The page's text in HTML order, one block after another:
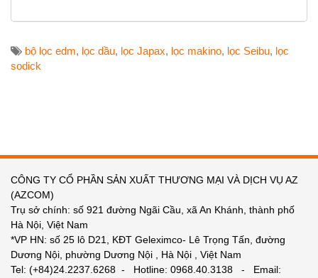
bộ lọc edm, lọc dầu, lọc Japax, lọc makino, lọc Seibu, lọc
sodick
CÔNG TY CỔ PHẦN SẢN XUẤT THƯƠNG MẠI VÀ DỊCH VỤ AZ
(AZCOM)
Trụ sở chính: số 921 đường Ngãi Cầu, xã An Khánh, thành phố
Hà Nội, Việt Nam
*VP HN: số 25 lô D21, KĐT Geleximco- Lê Trọng Tấn, đường
Dương Nội, phường Dương Nội , Hà Nội , Việt Nam
Tel: (+84)24.2237.6268 - Hotline: 0968.40.3138 - Email: